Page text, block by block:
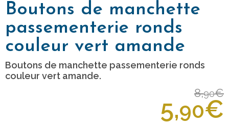
Boutons de manchette
passementerie ronds
couleur vert amande
Boutons de manchette passementerie ronds
couleur vert amande.
8,90€
5,90€